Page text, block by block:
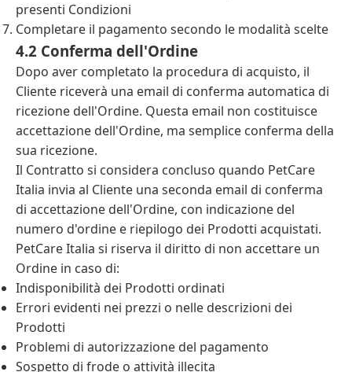
presenti Condizioni
Completare il pagamento secondo le modalità scelte
4.2 Conferma dell'Ordine
Dopo aver completato la procedura di acquisto, il
Cliente riceverà una email di conferma automatica di
ricezione dell'Ordine. Questa email non costituisce
accettazione dell'Ordine, ma semplice conferma della
sua ricezione.
Il Contratto si considera concluso quando PetCare
Italia invia al Cliente una seconda email di conferma
di accettazione dell'Ordine, con indicazione del
numero d'ordine e riepilogo dei Prodotti acquistati.
PetCare Italia si riserva il diritto di non accettare un
Ordine in caso di:
Indisponibilità dei Prodotti ordinati
Errori evidenti nei prezzi o nelle descrizioni dei
Prodotti
Problemi di autorizzazione del pagamento
Sospetto di frode o attività illecita